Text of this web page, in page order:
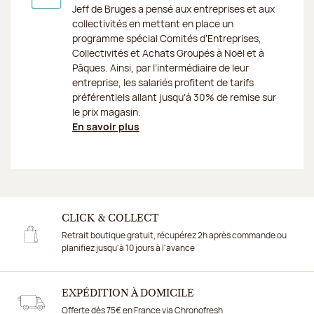
Jeff de Bruges a pensé aux entreprises et aux
collectivités en mettant en place un
programme spécial Comités d’Entreprises,
Collectivités et Achats Groupés à Noël et à
Pâques. Ainsi, par l’intermédiaire de leur
entreprise, les salariés profitent de tarifs
préférentiels allant jusqu’à 30% de remise sur
le prix magasin.
En savoir plus
CLICK & COLLECT
Retrait boutique gratuit, récupérez 2h après commande ou
planifiez jusqu'à 10 jours à l'avance
EXPÉDITION À DOMICILE
Offerte dès 75€ en France via Chronofresh